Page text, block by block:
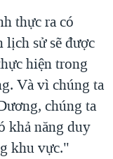
thực ra có
lịch sử sẽ được
hiện trong
Và vì chúng ta
chúng ta
khả năng duy
khu vực."